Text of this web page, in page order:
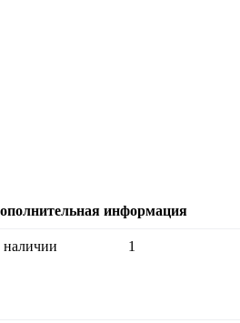
информация
В наличии 1